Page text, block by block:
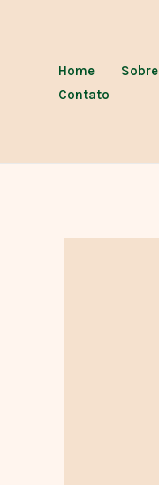
conteúdo
Home Sobre
Contato